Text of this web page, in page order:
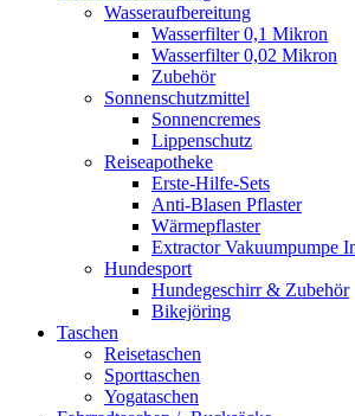
Wasseraufbereitung
Wasserfilter 0,1 Mikron
Wasserfilter 0,02 Mikron
Zubehör
Sonnenschutzmittel
Sonnencremes
Lippenschutz
Reiseapotheke
Erste-Hilfe-Sets
Anti-Blasen Pflaster
Wärmepflaster
Extractor Vakuumpumpe
Hundesport
Hundegeschirr & Zubehör
Bikejöring
Taschen
Reisetaschen
Sporttaschen
Yogataschen